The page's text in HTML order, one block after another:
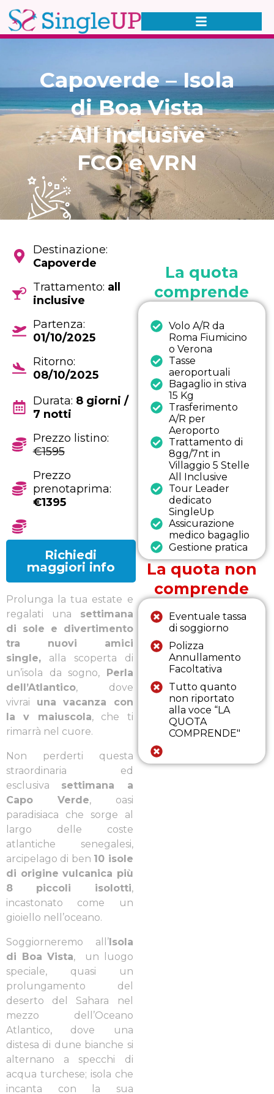
Capoverde – Isola
di Boa Vista
All Inclusive
FCO e VRN
Destinazione:
Capoverde
Trattamento: all
inclusive
Partenza:
01/10/2025
Ritorno:
08/10/2025
Durata: 8 giorni /
7 notti
Prezzo listino:
€1595
Prezzo
prenotaprima:
€1395
Richiedi
maggiori info
Prolunga la tua estate e
regalati una settimana
di sole e divertimento
tra nuovi amici
single, alla scoperta di
un’isola da sogno, Perla
dell’Atlantico, dove
vivrai una vacanza con
la v maiuscola, che ti
rimarrà nel cuore.
Non perderti questa
straordinaria ed
esclusiva settimana a
Capo Verde, oasi
paradisiaca che sorge al
largo delle coste
atlantiche senegalesi,
arcipelago di ben 10 isole
di origine vulcanica più
8 piccoli isolotti,
incastonato come un
gioiello nell’oceano.
Soggiorneremo all’Isola
di Boa Vista, un luogo
speciale, quasi un
prolungamento del
deserto del Sahara nel
mezzo dell’Oceano
Atlantico, dove una
distesa di dune bianche si
alternano a specchi di
acqua turchese; isola che
incanta con la sua
La quota
comprende
Volo A/R da
Roma Fiumicino
o Verona
Tasse
aeroportuali
Bagaglio in stiva
15 Kg
Trasferimento
A/R per
Aeroporto
Trattamento di
8gg/7nt in
Villaggio 5 Stelle
All Inclusive
Tour Leader
dedicato
SingleUp
Assicurazione
medico bagaglio
Gestione pratica
La quota non
comprende
Eventuale tassa
di soggiorno
Polizza
Annullamento
Facoltativa
Tutto quanto
non riportato
alla voce “LA
QUOTA
COMPRENDE"